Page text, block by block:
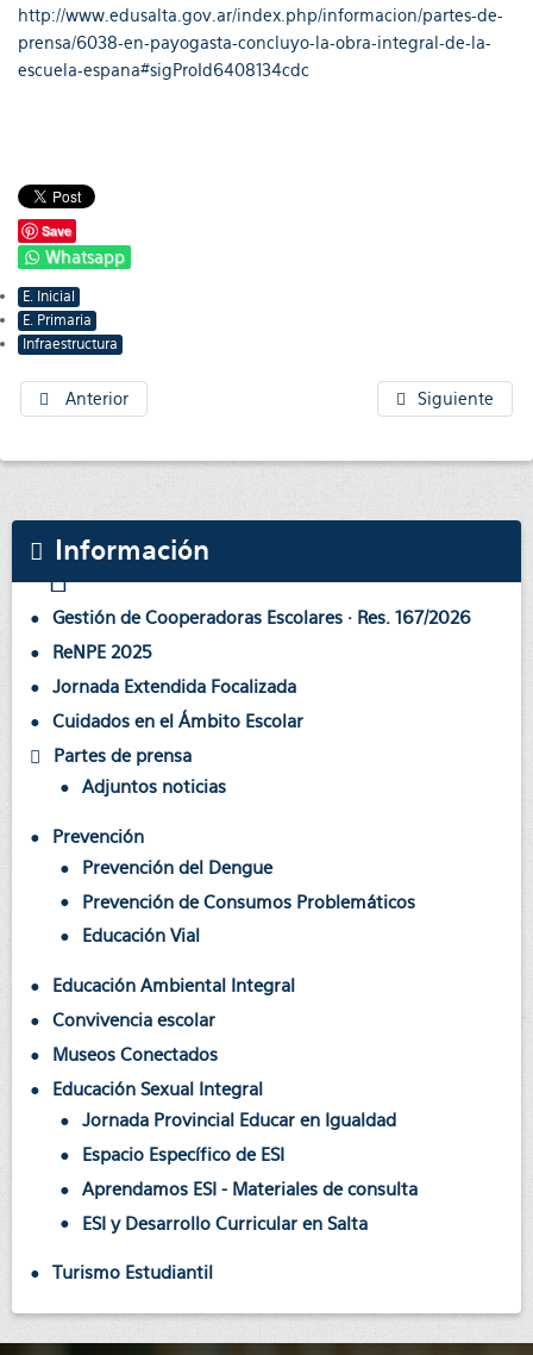
http://www.edusalta.gov.ar/index.php/informacion/partes-de-
prensa/6038-en-payogasta-concluyo-la-obra-integral-de-la-
escuela-espana#sigProId6408134cdc
Save
Whatsapp
E. Inicial
E. Primaria
Infraestructura
Anterior Siguiente
Información
Gestión de Cooperadoras Escolares · Res. 167/2026
ReNPE 2025
Jornada Extendida Focalizada
Cuidados en el Ámbito Escolar
Partes de prensa
Adjuntos noticias
Prevención
Prevención del Dengue
Prevención de Consumos Problemáticos
Educación Vial
Educación Ambiental Integral
Convivencia escolar
Museos Conectados
Educación Sexual Integral
Jornada Provincial Educar en Igualdad
Espacio Específico de ESI
Aprendamos ESI - Materiales de consulta
ESI y Desarrollo Curricular en Salta
Turismo Estudiantil